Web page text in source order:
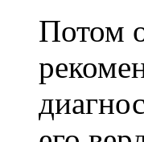
Потом